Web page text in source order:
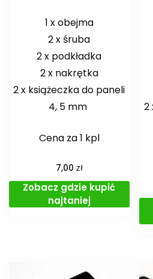
1 x obejma
2 x śruba
2 x podkładka
2 x nakrętka
2 x książeczka do paneli
4, 5 mm
Cena za 1 kpl
7,00 zł
Zobacz gdzie kupić
najtaniej
2